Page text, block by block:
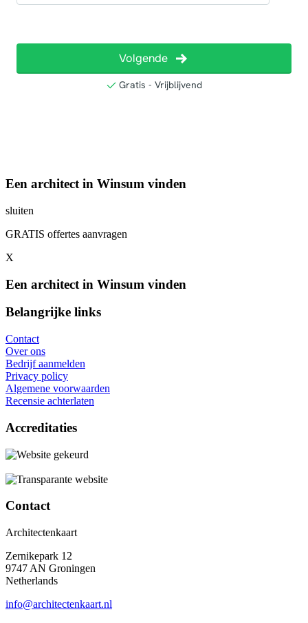
Een architect in Winsum vinden
sluiten
GRATIS offertes aanvragen
X
Een architect in Winsum vinden
Belangrijke links
Contact
Over ons
Bedrijf aanmelden
Privacy policy
Algemene voorwaarden
Recensie achterlaten
Accreditaties
Contact
Architectenkaart
Zernikepark 12
9747 AN Groningen
Netherlands
info@architectenkaart.nl